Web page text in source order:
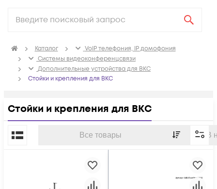
Каталог
VoIP телефония, IP домофония
Системы видеоконференцсвязи
Дополнительные устройства для ВКС
Стойки и крепления для ВКС
Стойки и крепления для ВКС
Все товары В
По популярности